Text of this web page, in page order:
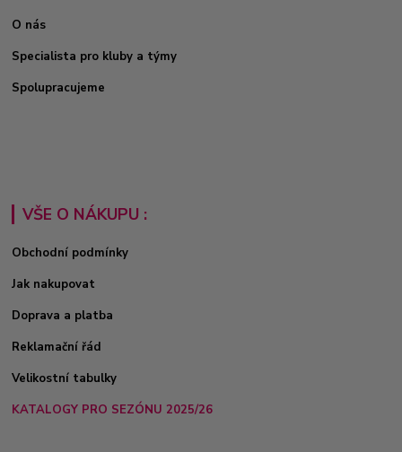
O nás
Specialista pro kluby a týmy
Spolupracujeme
VŠE O NÁKUPU :
Obchodní podmínky
Jak nakupovat
Doprava a platba
Reklamační řád
Velikostní tabulky
KATALOGY PRO SEZÓNU 2025/26